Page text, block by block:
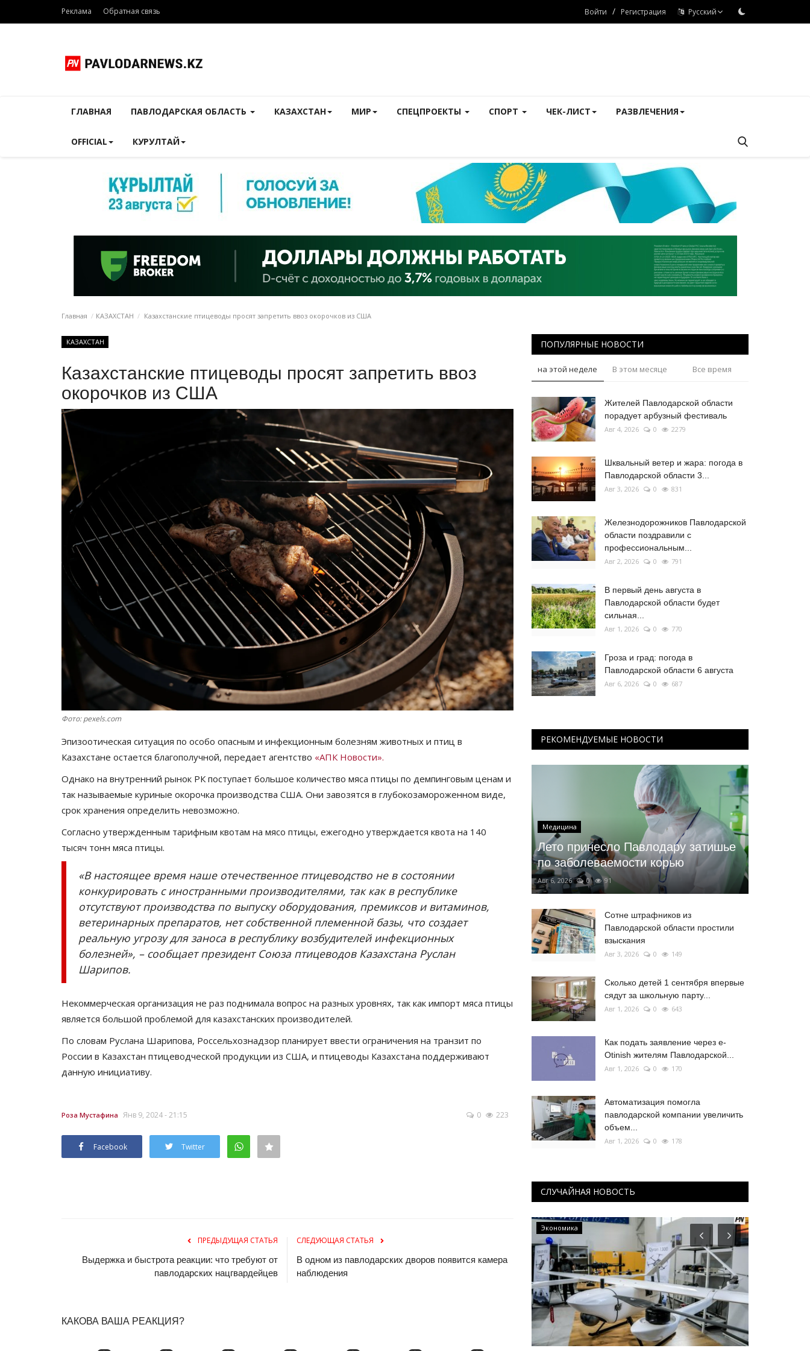
Реклама Обратная связь Войти / Регистрация Русский
ГЛАВНАЯ ПАВЛОДАРСКАЯ ОБЛАСТЬ КАЗАХСТАН МИР СПЕЦПРОЕКТЫ СПОРТ ЧЕК-ЛИСТ РАЗВЛЕЧЕНИЯ
OFFICIAL КУРУЛТАЙ
Главная КАЗАХСТАН Казахстанские птицеводы просят запретить ввоз окорочков из США
КАЗАХСТАН
Казахстанские птицеводы просят запретить ввоз
окорочков из США
Фото: pexels.com
Эпизоотическая ситуация по особо опасным и инфекционным болезням животных и птиц в
Казахстане остается благополучной, передает агентство «АПК Новости».
Однако на внутренний рынок РК поступает большое количество мяса птицы по демпинговым ценам и
так называемые куриные окорочка производства США. Они завозятся в глубокозамороженном виде,
срок хранения определить невозможно.
Согласно утвержденным тарифным квотам на мясо птицы, ежегодно утверждается квота на 140
тысяч тонн мяса птицы.
«В настоящее время наше отечественное птицеводство не в состоянии
конкурировать с иностранными производителями, так как в республике
отсутствуют производства по выпуску оборудования, премиксов и витаминов,
ветеринарных препаратов, нет собственной племенной базы, что создает
реальную угрозу для заноса в республику возбудителей инфекционных
болезней», – сообщает президент Союза птицеводов Казахстана Руслан
Шарипов.
Некоммерческая организация не раз поднимала вопрос на разных уровнях, так как импорт мяса птицы
является большой проблемой для казахстанских производителей.
По словам Руслана Шарипова, Россельхознадзор планирует ввести ограничения на транзит по
России в Казахстан птицеводческой продукции из США, и птицеводы Казахстана поддерживают
данную инициативу.
Роза Мустафина Янв 9, 2024 - 21:15 0 223
Facebook Twitter
ПРЕДЫДУЩАЯ СТАТЬЯ
Выдержка и быстрота реакции: что требуют от
павлодарских нацгвардейцев
СЛЕДУЮЩАЯ СТАТЬЯ
В одном из павлодарских дворов появится камера
наблюдения
КАКОВА ВАША РЕАКЦИЯ?
ПОПУЛЯРНЫЕ НОВОСТИ
на этой неделе В этом месяце Все время
Жителей Павлодарской области
порадует арбузный фестиваль
Авг 4, 2026 0 2279
Шквальный ветер и жара: погода в
Павлодарской области 3...
Авг 3, 2026 0 831
Железнодорожников Павлодарской
области поздравили с
профессиональным...
Авг 2, 2026 0 791
В первый день августа в
Павлодарской области будет
сильная...
Авг 1, 2026 0 770
Гроза и град: погода в
Павлодарской области 6 августа
Авг 6, 2026 0 687
РЕКОМЕНДУЕМЫЕ НОВОСТИ
Медицина
Лето принесло Павлодару затишье
по заболеваемости корью
Авг 6, 2026 0 91
Сотне штрафников из
Павлодарской области простили
взыскания
Авг 3, 2026 0 149
Сколько детей 1 сентября впервые
сядут за школьную парту...
Авг 1, 2026 0 643
Как подать заявление через e-
Otinish жителям Павлодарской...
Авг 1, 2026 0 170
Автоматизация помогла
павлодарской компании увеличить
объем...
Авг 1, 2026 0 178
СЛУЧАЙНАЯ НОВОСТЬ
Экономика